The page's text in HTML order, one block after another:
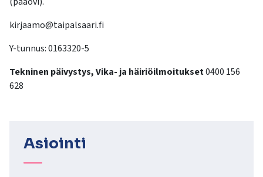
kosketus-
pyyhkäisyliikkeitä.
kirjaamo@taipalsaari.fi
Y-tunnus: 0163320-5
Tekninen päivystys, Vika- ja häiriöilmoitukset0400 156
628
Asiointi